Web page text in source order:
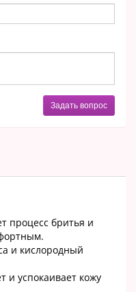
Задать вопрос
процесс бритья и
и кислородный
и успокаивает кожу